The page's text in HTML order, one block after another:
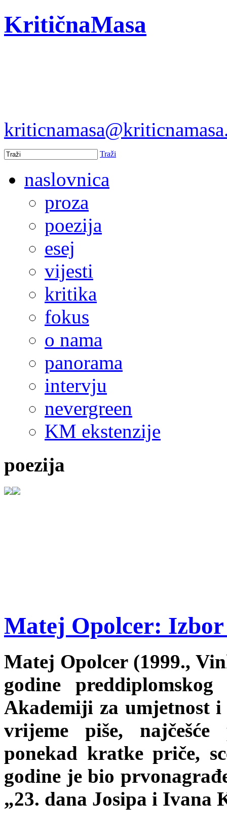
KritičnaMasa
Traži
naslovnica
proza
poezija
esej
vijesti
kritika
fokus
o nama
panorama
intervju
nevergreen
KM ekstenzije
poezija
Matej Opolcer: Izbor
Matej Opolcer (1999.,
godine
Akademiji za umjetnost
vrijeme piše,
ponekad kratke priče,
godine je bio
„23. dana Josipa i Ivana